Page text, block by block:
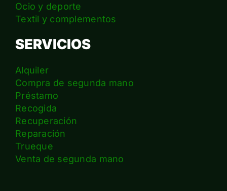
Ocio y deporte
Textil y complementos
SERVICIOS
Alquiler
Compra de segunda mano
Préstamo
Recogida
Recuperación
Reparación
Trueque
Venta de segunda mano